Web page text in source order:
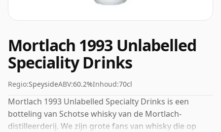
Mortlach 1993 Unlabelled
Speciality Drinks
Regio:SpeysideABV:60.2%Inhoud:70cl
Mortlach 1993 Unlabelled Specialty Drinks is een
botteling van Schotse whisky van de Mortlach-
distilleerderij. We zijn grote fans van whisky die op